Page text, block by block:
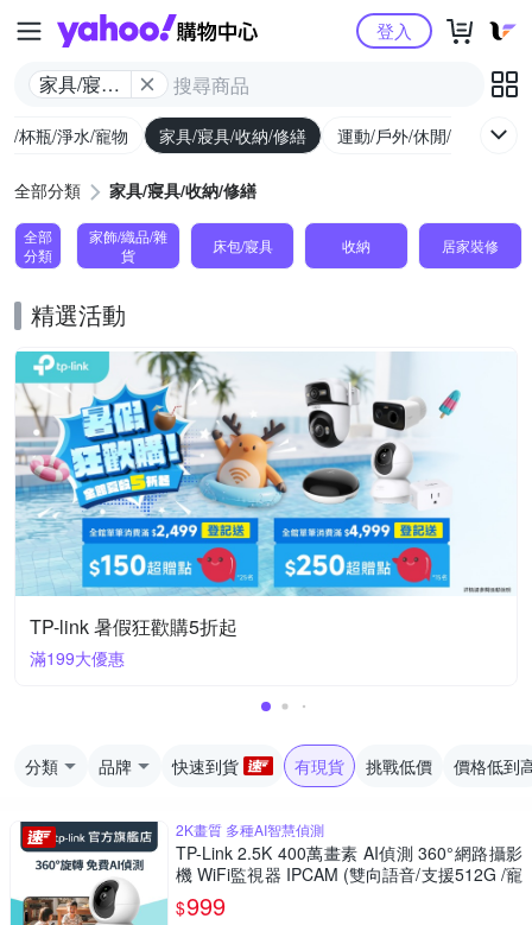
Yahoo購物中心
家具/寢具/
登入
/杯瓶/淨水/寵物 家具/寢具/收納/修繕 運動/戶外/休閒/健身
全部分類 家具/寢具/收納/修繕
全部
分類
家飾/織品/雜
貨
床包/寢具 收納 居家裝修
精選活動
TP-link 暑假狂歡購5折起
滿199大優惠
分類 品牌 快速到貨 有現貨 挑戰低價 價格低到
2K畫質 多種AI智慧偵測
TP-Link 2.5K 400萬畫素 AI偵測 360°網路攝影
機 WiFi監視器 IPCAM (雙向語音/支援512G /寵
物/嬰兒/長輩/Tapo C220)
$999